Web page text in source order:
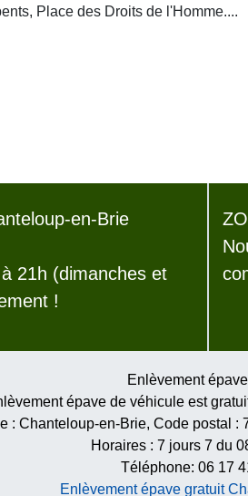
Place des Droits de l'Homme....
en-Brie
21h (dimanches et
!
Enlèvement
épave de véhicule est
: Chanteloup-en-Brie, Code postal :
Horaires : 7 jours 7 du
Téléphone: 06 17
Enlèvement épave gratuit